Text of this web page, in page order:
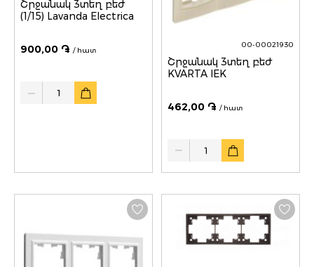
Շրջանակ 3տեղ բեժ
(1/15) Lavanda Electrica
900,00 ֏ / հատ
Quantity
00-00021930
Շրջանակ 3տեղ բեժ
KVARTA IEK
462,00 ֏ / հատ
Quantity